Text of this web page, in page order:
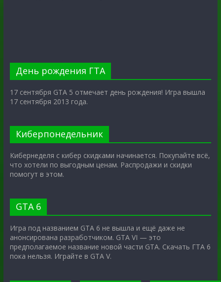
День рождения ГТА
17 сентября GTA 5 отмечает день рождения! Игра вышла
17 сентября 2013 года.
Киберпонедельник
Кибернеделя с кибер скидками начинается. Покупайте всё,
что хотели по выгодным ценам. Распродажи и скидки
помогут в этом.
GTA 6
Игра под названием GTA 6 не вышла и ещё даже не
анонсирована разработчиком. GTA VI — это
предполагаемое название новой части GTA. Скачать ГТА 6
пока нельзя. Играйте в GTA V.